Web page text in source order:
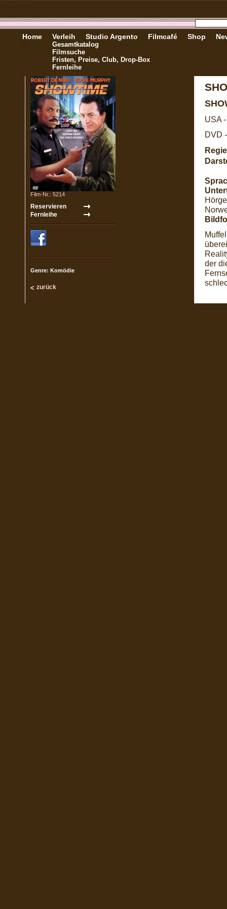
Home Verleih
Gesamtkatalog
Filmsuche
Fristen, Preise, Club, Drop-Box
Fernleihe
Studio Argento Filmcafé Shop
Film-Nr.: 5214
Genre: Komödie
zurück
USA
DVD
der